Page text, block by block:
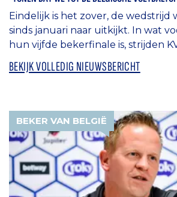
Eindelijk is het zover, de wedstrijd
sinds januari naar uitkijkt. In wat
hun vijfde bekerfinale is, strijden
BEKIJK VOLLEDIG NIEUWSBERICHT
BEKER VAN BELGIË